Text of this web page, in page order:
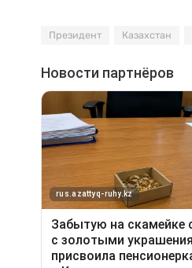
Президент Казахстан